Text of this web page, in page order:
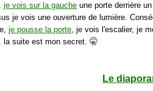
je vois sur la gauche une porte derrière
je vois une ouverture de lumière.
je pousse la porte, je vois l'escalier, je
la suite est mon secret. 🤫
Le